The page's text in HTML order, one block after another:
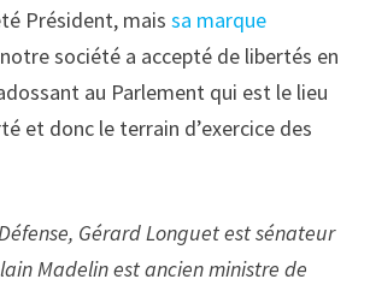
Président, mais sa marque
société a accepté de libertés en
au Parlement qui est le lieu
et donc le terrain d’exercice des
Gérard Longuet est sénateur
Madelin est ancien ministre de